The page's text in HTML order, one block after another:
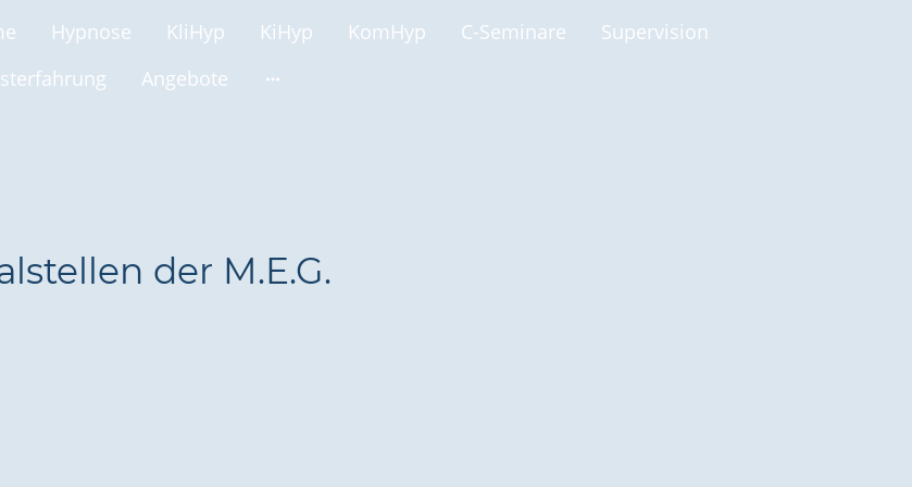
Hypnose KliHyp KiHyp KomHyp C-Seminare
Supervision
Angebote
der M.E.G.